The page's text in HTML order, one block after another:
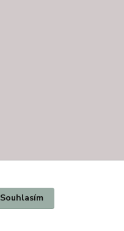
Souhlasím